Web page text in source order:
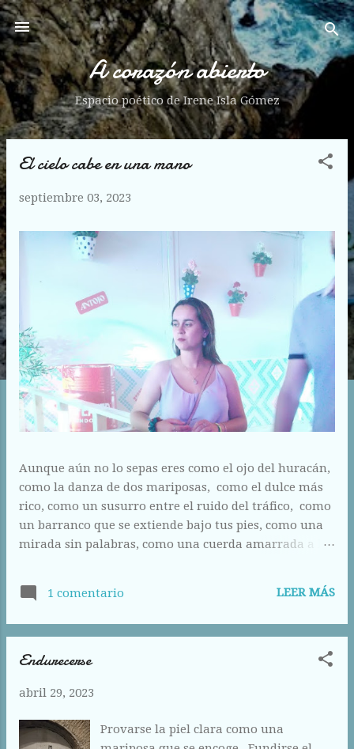
Ir al contenido principal
A corazón abierto
Espacio poético de Irene Isla Gómez
El cielo cabe en una mano
septiembre 03, 2023
Aunque aún no lo sepas eres como el ojo del huracán,
como la danza de dos mariposas, como el dulce más
rico, como un susurro entre el ruido del tráfico, como
un barranco que se extiende bajo tus pies, como una
mirada sin palabras, como una cuerda amarrada a la
como un roce efímero en el brazo, como el pájaro azul
escondido en la cabeza, como el relámpago, como el
la violencia de tus dedos al abrazarme, como el
silencio que se cuela entre tú y yo, como la esperanza,
debilidades, como besar a la noche. Quien lo probó lo
1 comentario LEER MÁS
Endurecerse
abril 29, 2023
Provarse la piel clara como una